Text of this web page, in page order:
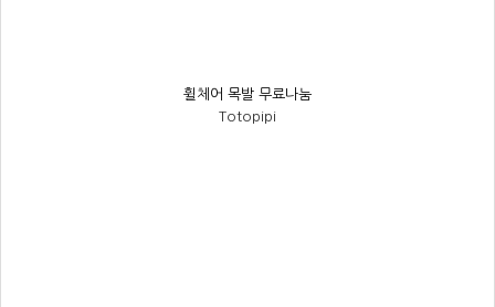
휠체어 목발 무료나눔
Totopipi